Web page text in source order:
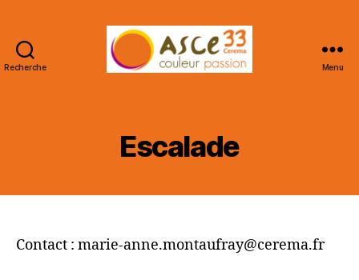
Recherche Menu
Escalade
Contact : marie-anne.montaufray@cerema.fr